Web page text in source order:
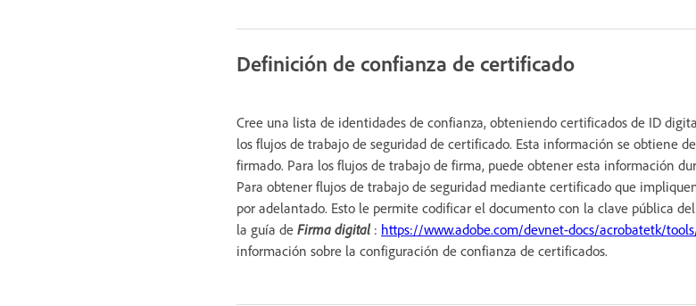
Definición de confianza de certificado
Cree una lista de identidades de confianza, obteniendo certificados de ID
los flujos de trabajo de seguridad de certificado. Esta información se obtiene
firmado. Para los flujos de trabajo de firma, puede obtener esta información
Para obtener flujos de trabajo de seguridad mediante certificado que
por adelantado. Esto le permite codificar el documento con la clave pública
la guía de Firma digital : https://www.adobe.com/devnet-docs/acrobatetk/
información sobre la configuración de confianza de certificados.